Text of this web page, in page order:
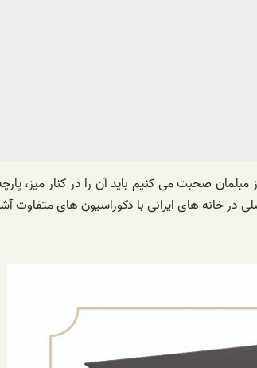
مبلمان صحبت می کنیم باید آن را در کنار
خانه های ایرانی با دکوراسیون های متفاوت